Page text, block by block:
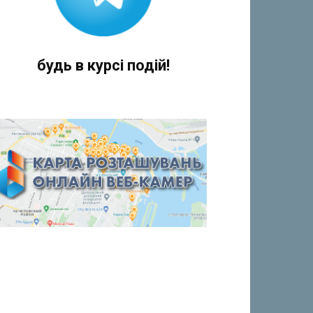
будь в курсі подій!